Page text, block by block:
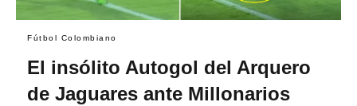
Fútbol Colombiano
El insólito Autogol del Arquero
de Jaguares ante Millonarios